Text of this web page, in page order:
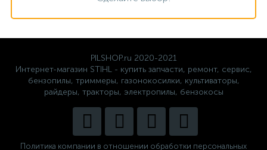
PILSHOP.ru 2020-2021
Интернет-магазин STIHL - купить запчасти, ремонт, сервис,
бензопилы, триммеры, газонокосилки, культиваторы,
райдеры, тракторы, электропилы, бензокосы
Политика компании в отношении обработки персональных